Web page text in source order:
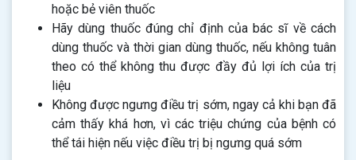
hoặc bẻ viên thuốc
Hãy dùng thuốc đúng chỉ định của bác sĩ về cách
dùng thuốc và thời gian dùng thuốc, nếu không tuân
theo có thể không thu được đầy đủ lợi ích của trị
liệu
Không được ngưng điều trị sớm, ngay cả khi bạn đã
cảm thấy khá hơn, vì các triệu chứng của bệnh có
thể tái hiện nếu việc điều trị bị ngưng quá sớm